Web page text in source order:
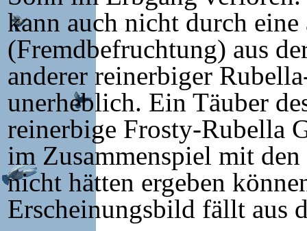
kann auch nicht durch eine
(Fremdbefruchtung) aus
anderer reinerbiger
unerheblich. Ein Täuber
reinerbige Frosty-Rubella
im Zusammenspiel mit
nicht hätten ergeben
Erscheinungsbild fällt aus